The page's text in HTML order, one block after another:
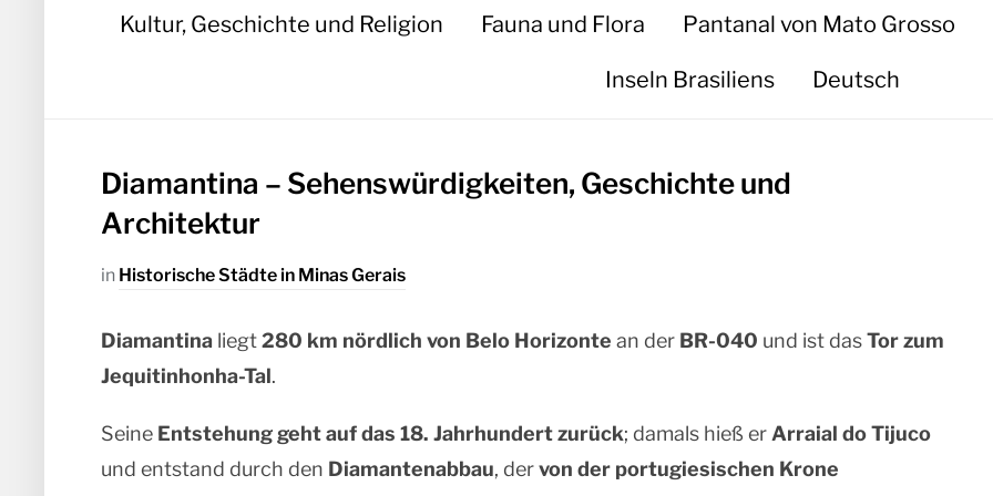
Kultur, Geschichte und Religion Fauna und Flora Pantanal von Mato Grosso
Inseln Brasiliens Deutsch
Diamantina – Sehenswürdigkeiten, Geschichte und
Architektur
in Historische Städte in Minas Gerais
Diamantinaliegt280 km nördlich von Belo Horizonte an der BR-040 und ist dasTor zum
Jequitinhonha-Tal.
Seine Entstehung geht auf das 18. Jahrhundert zurück; damals hieß er Arraial do Tijuco
und entstand durch den Diamantenabbau, dervon der portugiesischen Krone